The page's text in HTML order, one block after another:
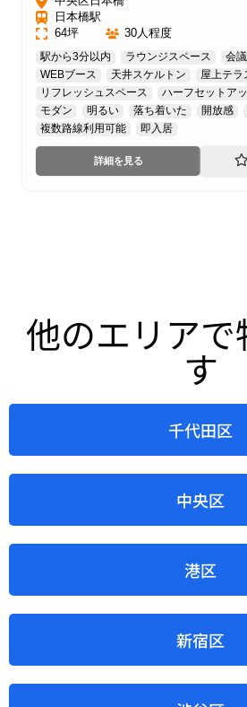
日本橋駅
64坪
30人程度
駅から3分以内 ラウンジスペース
会
WEBブース
天井スケルトン 屋上テラ
リフレッシュスペース
ハーフセットア
モダン
明るい 落ち着いた 開放感
複数路線利用可能
即入居
詳細を見る
他のエリア
す
千代田区
中央区
港区
新宿区